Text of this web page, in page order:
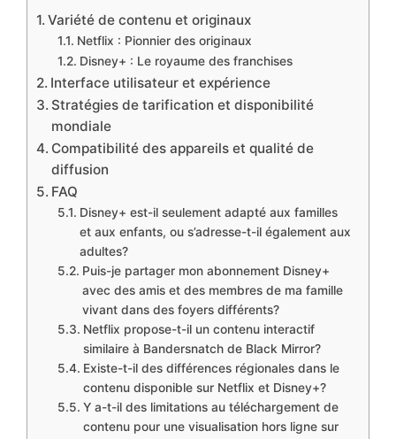
Variété de contenu et originaux
Netflix : Pionnier des originaux
Disney+ : Le royaume des franchises
Interface utilisateur et expérience
Stratégies de tarification et disponibilité
mondiale
Compatibilité des appareils et qualité de
diffusion
FAQ
Disney+ est-il seulement adapté aux familles
et aux enfants, ou s’adresse-t-il également aux
adultes?
Puis-je partager mon abonnement Disney+
avec des amis et des membres de ma famille
vivant dans des foyers différents?
Netflix propose-t-il un contenu interactif
similaire à Bandersnatch de Black Mirror?
Existe-t-il des différences régionales dans le
contenu disponible sur Netflix et Disney+?
Y a-t-il des limitations au téléchargement de
contenu pour une visualisation hors ligne sur